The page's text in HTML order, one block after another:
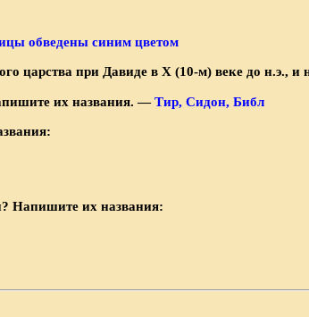
обведены синим цветом
царства при Давиде в X (10-м) веке до н.э.,
их названия. —Тир, Сидон, Библ
Напишите их названия: